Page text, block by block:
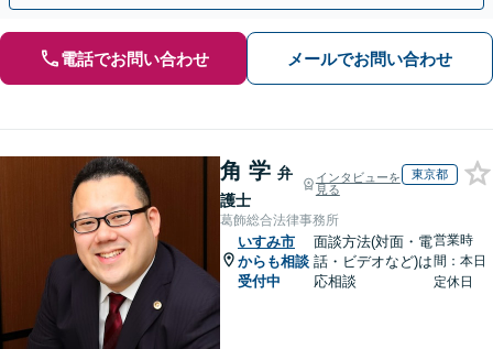
電話でお問い合わせ メールでお問い合わせ
角 学 弁
護士
インタビューを
見る
東京都
葛飾総合法律事務所
いすみ市
からも相談
受付中
面談方法(対面・電
話・ビデオなど)は
応相談
営業時
間：本日
定休日